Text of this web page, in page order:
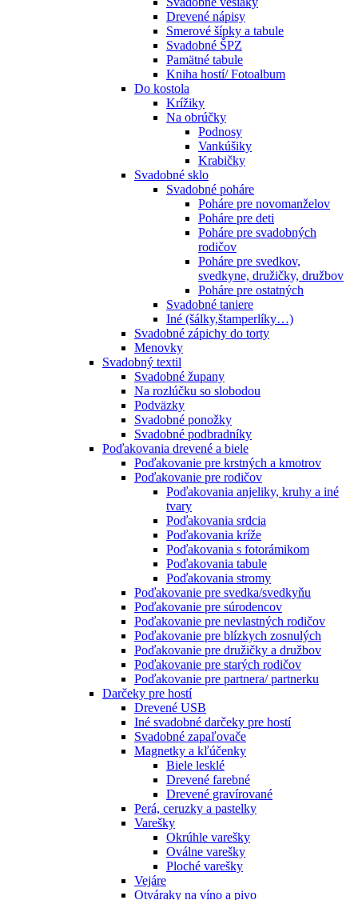
Drevené nápisy
Smerové šípky a tabule
Svadobné ŠPZ
Pamätné tabule
Kniha hostí/ Fotoalbum
Do kostola
Krížiky
Na obrúčky
Podnosy
Vankúšiky
Krabičky
Svadobné sklo
Svadobné poháre
Poháre pre novomanželov
Poháre pre deti
Poháre pre svadobných
rodičov
Poháre pre svedkov,
svedkyne, družičky, družbov
Poháre pre ostatných
Svadobné taniere
Iné (šálky,štamperlíky…)
Svadobné zápichy do torty
Menovky
Svadobný textil
Svadobné župany
Na rozlúčku so slobodou
Podväzky
Svadobné ponožky
Svadobné podbradníky
Poďakovania drevené a biele
Poďakovanie pre krstných a kmotrov
Poďakovanie pre rodičov
Poďakovania anjeliky, kruhy a iné
tvary
Poďakovania srdcia
Poďakovania kríže
Poďakovania s fotorámikom
Poďakovania tabule
Poďakovania stromy
Poďakovanie pre svedka/svedkyňu
Poďakovanie pre súrodencov
Poďakovanie pre nevlastných rodičov
Poďakovanie pre blízkych zosnulých
Poďakovanie pre družičky a družbov
Poďakovanie pre starých rodičov
Poďakovanie pre partnera/ partnerku
Darčeky pre hostí
Drevené USB
Iné svadobné darčeky pre hostí
Svadobné zapaľovače
Magnetky a kľúčenky
Biele lesklé
Drevené farebné
Drevené gravírované
Perá, ceruzky a pastelky
Varešky
Okrúhle varešky
Oválne varešky
Ploché varešky
Vejáre
Otváraky na víno a pivo